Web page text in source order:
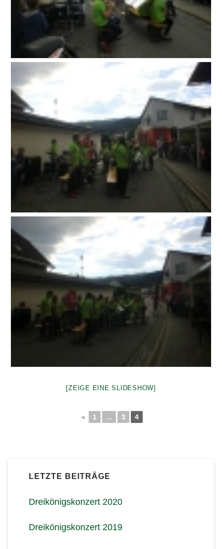
[ZEIGE EINE SLIDESHOW]
◄ 1 ... 3 4
LETZTE BEITRÄGE
Dreikönigskonzert 2020
Dreikönigskonzert 2019